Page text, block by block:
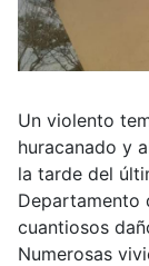
Un violento
huracanado y
la tarde del
Departamento
cuantiosos
Numerosas